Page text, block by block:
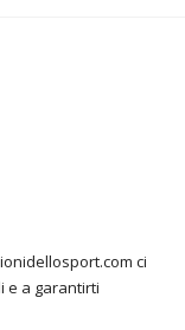
ci
e a garantirti